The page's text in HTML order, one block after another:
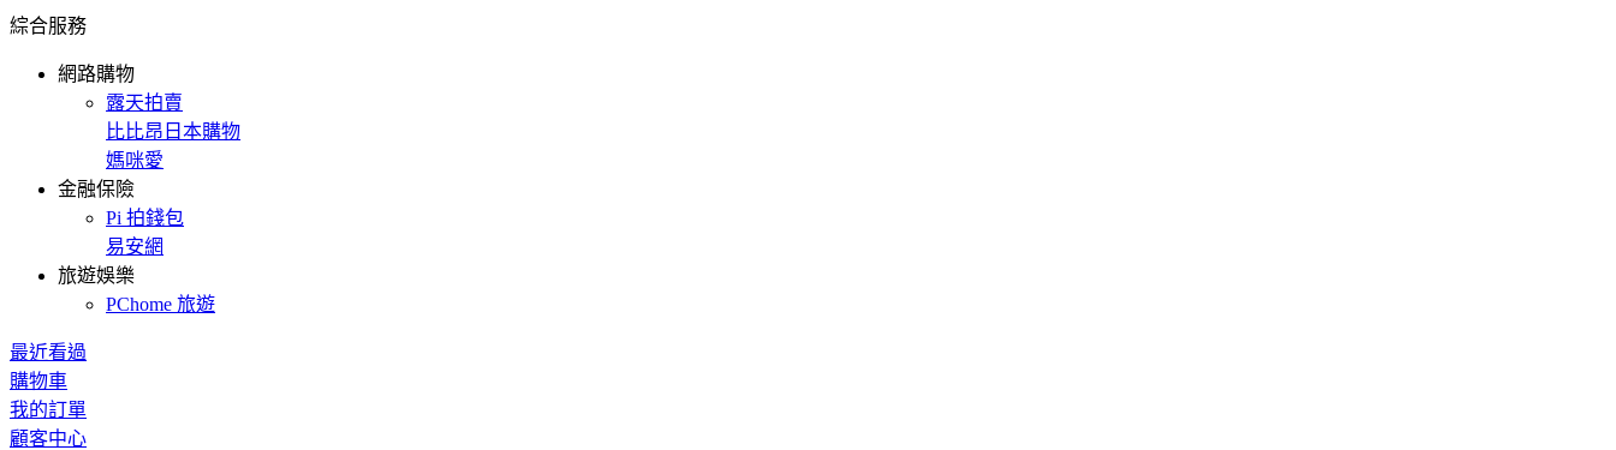
綜合服務
網路購物
露天拍賣
比比昂日本購物
媽咪愛
金融保險
Pi 拍錢包
易安網
旅遊娛樂
PChome 旅遊
最近看過
購物車
我的訂單
顧客中心